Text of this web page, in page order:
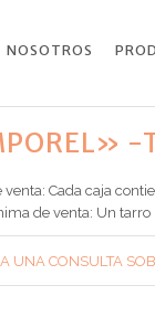
NOSOTROS
-
venta: Cada caja
de venta: Un tarro
UNA CONSULTA